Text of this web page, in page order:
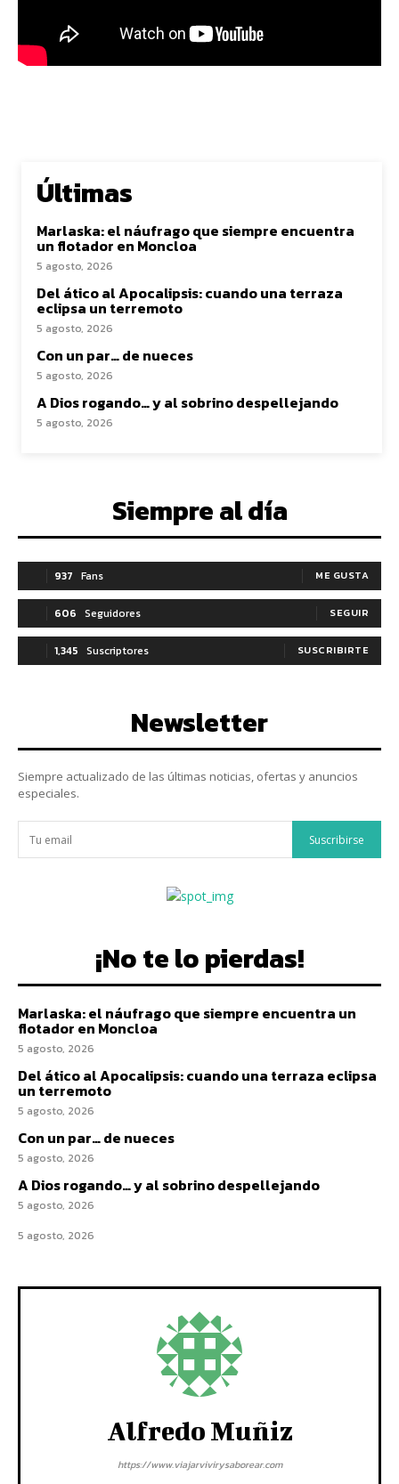
Últimas
Marlaska: el náufrago que siempre encuentra
un flotador en Moncloa
5 agosto, 2026
Del ático al Apocalipsis: cuando una terraza
eclipsa un terremoto
5 agosto, 2026
Con un par… de nueces
5 agosto, 2026
A Dios rogando… y al sobrino despellejando
5 agosto, 2026
Siempre al día
937 Fans ME GUSTA
606 Seguidores SEGUIR
1,345 Suscriptores SUSCRIBIRTE
Newsletter
Siempre actualizado de las últimas noticias, ofertas y anuncios
especiales.
Suscribirse
¡No te lo pierdas!
Marlaska: el náufrago que siempre encuentra un
flotador en Moncloa
5 agosto, 2026
Del ático al Apocalipsis: cuando una terraza eclipsa
un terremoto
5 agosto, 2026
Con un par… de nueces
5 agosto, 2026
A Dios rogando… y al sobrino despellejando
5 agosto, 2026
5 agosto, 2026
Alfredo Muñiz
https://www.viajarvivirysaborear.com